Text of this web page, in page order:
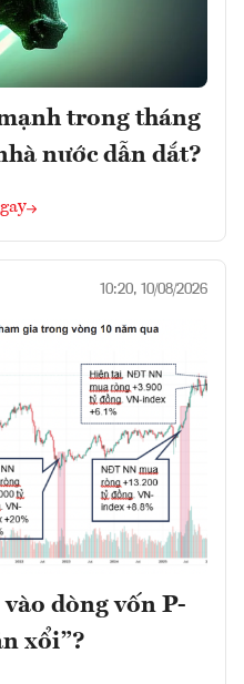
trong tháng
nước dẫn dắt?
10:20, 10/08/2026
dòng vốn P-
xổi”?